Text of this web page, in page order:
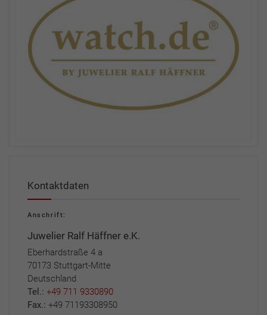
Kontaktdaten
Anschrift:
Juwelier Ralf Häffner e.K.
Eberhardstraße 4 a
70173 Stuttgart-Mitte
Deutschland
Tel.: +49 711 9330890
Fax.: +49 71193308950